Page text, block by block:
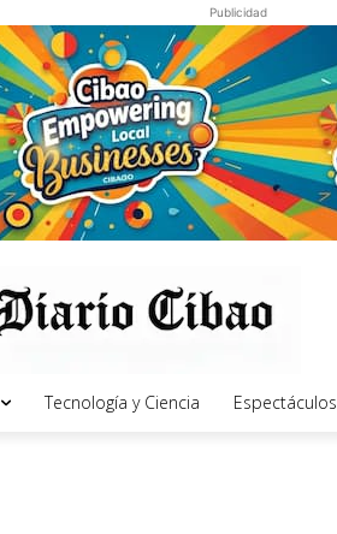
Publicidad
Tecnología y Ciencia Espectáculos